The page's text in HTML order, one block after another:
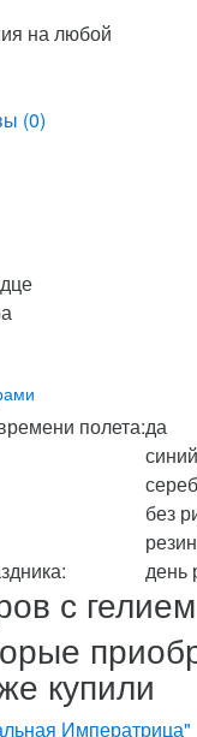
на любой
(0)
полета:да
синий
без
день
с
купили